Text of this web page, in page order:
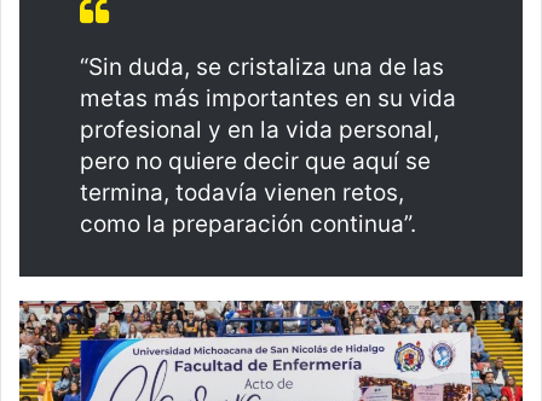
“Sin duda, se cristaliza una de las
metas más importantes en su vida
profesional y en la vida personal,
pero no quiere decir que aquí se
termina, todavía vienen retos,
como la preparación continua”.